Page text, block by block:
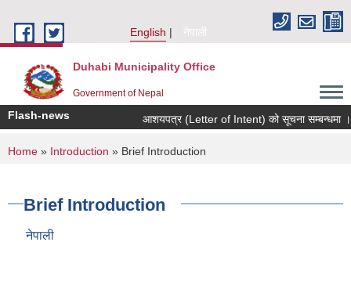
English
नेपाली
Duhabi Municipality Office
Government of Nepal
Flash-news आशयपत्र (Letter of Intent) को सूचना सम्बन्धमा ।
You are here
Home » Introduction » Brief Introduction
Brief Introduction
नेपाली